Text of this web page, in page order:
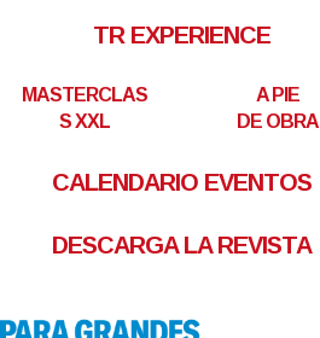
TR EXPERIENCE
MASTERCLAS
S XXL
A PIE
DE OBRA
CALENDARIO EVENTOS
DESCARGA LA REVISTA